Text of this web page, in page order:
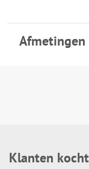
Klanten